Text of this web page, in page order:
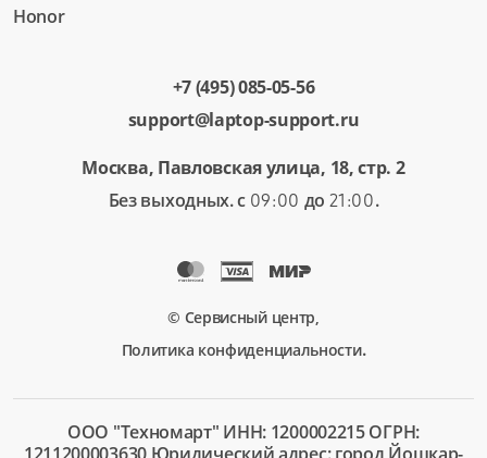
Honor
+7 (495) 085-05-56
support@laptop-support.ru
Москва, Павловская улица, 18, стр. 2
Без выходных. с 09:00 до 21:00.
© Сервисный центр,
Политика конфиденциальности.
ООО "Техномарт" ИНН: 1200002215 ОГРН: